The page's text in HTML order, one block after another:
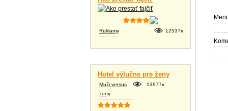
Reklamy 12537x
Hotel výlučne pre ženy
Muži versus
ženy
13977x